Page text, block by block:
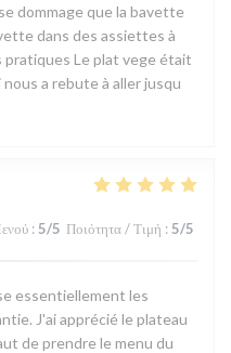
dommage que la bavette
dans des assiettes à
pratiques Le plat vege était
a rebute à aller jusqu
: 5/5 Ποιότητα / Τιμή : 5/5
essentiellement les
J'ai apprécié le plateau
de prendre le menu du